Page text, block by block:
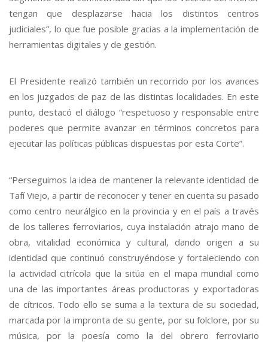
tengan que desplazarse hacia los distintos centros
judiciales”, lo que fue posible gracias a la implementación de
herramientas digitales y de gestión.
El Presidente realizó también un recorrido por los avances
en los juzgados de paz de las distintas localidades. En este
punto, destacó el diálogo “respetuoso y responsable entre
poderes que permite avanzar en términos concretos para
ejecutar las políticas públicas dispuestas por esta Corte”.
“Perseguimos la idea de mantener la relevante identidad de
Tafí Viejo, a partir de reconocer y tener en cuenta su pasado
como centro neurálgico en la provincia y en el país a través
de los talleres ferroviarios, cuya instalación atrajo mano de
obra, vitalidad económica y cultural, dando origen a su
identidad que continuó construyéndose y fortaleciendo con
la actividad citrícola que la sitúa en el mapa mundial como
una de las importantes áreas productoras y exportadoras
de cítricos. Todo ello se suma a la textura de su sociedad,
marcada por la impronta de su gente, por su folclore, por su
música, por la poesía como la del obrero ferroviario